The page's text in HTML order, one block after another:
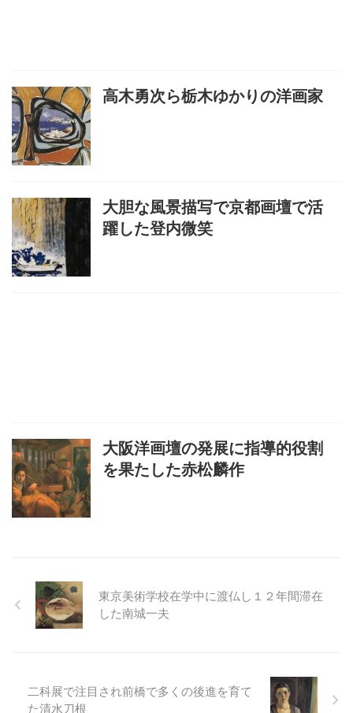
高木勇次ら栃木ゆかりの洋画家
大胆な風景描写で京都画壇で活
躍した登内微笑
大阪洋画壇の発展に指導的役割
を果たした赤松麟作
東京美術学校在学中に渡仏し１２年間滞在
した南城一夫
二科展で注目され前橋で多くの後進を育て
た清水刀根